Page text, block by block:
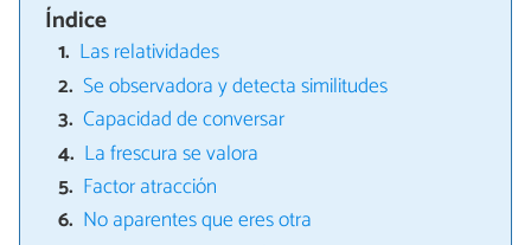
Índice
Las relatividades
Se observadora y detecta similitudes
Capacidad de conversar
La frescura se valora
Factor atracción
No aparentes que eres otra